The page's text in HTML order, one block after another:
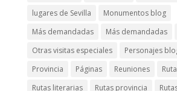
lugares de Sevilla
Monumentos blog
Más demandadas
Más demandadas
Otras visitas especiales
Personajes
Provincia
Páginas Reuniones
Rutas literarias
Rutas provincia